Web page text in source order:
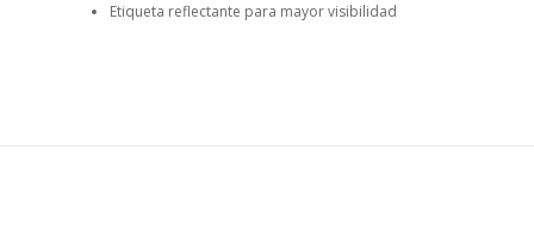
Etiqueta reflectante para mayor visibilidad